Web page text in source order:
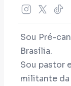
Sou Pré-
Brasília.
Sou pastor
militante da